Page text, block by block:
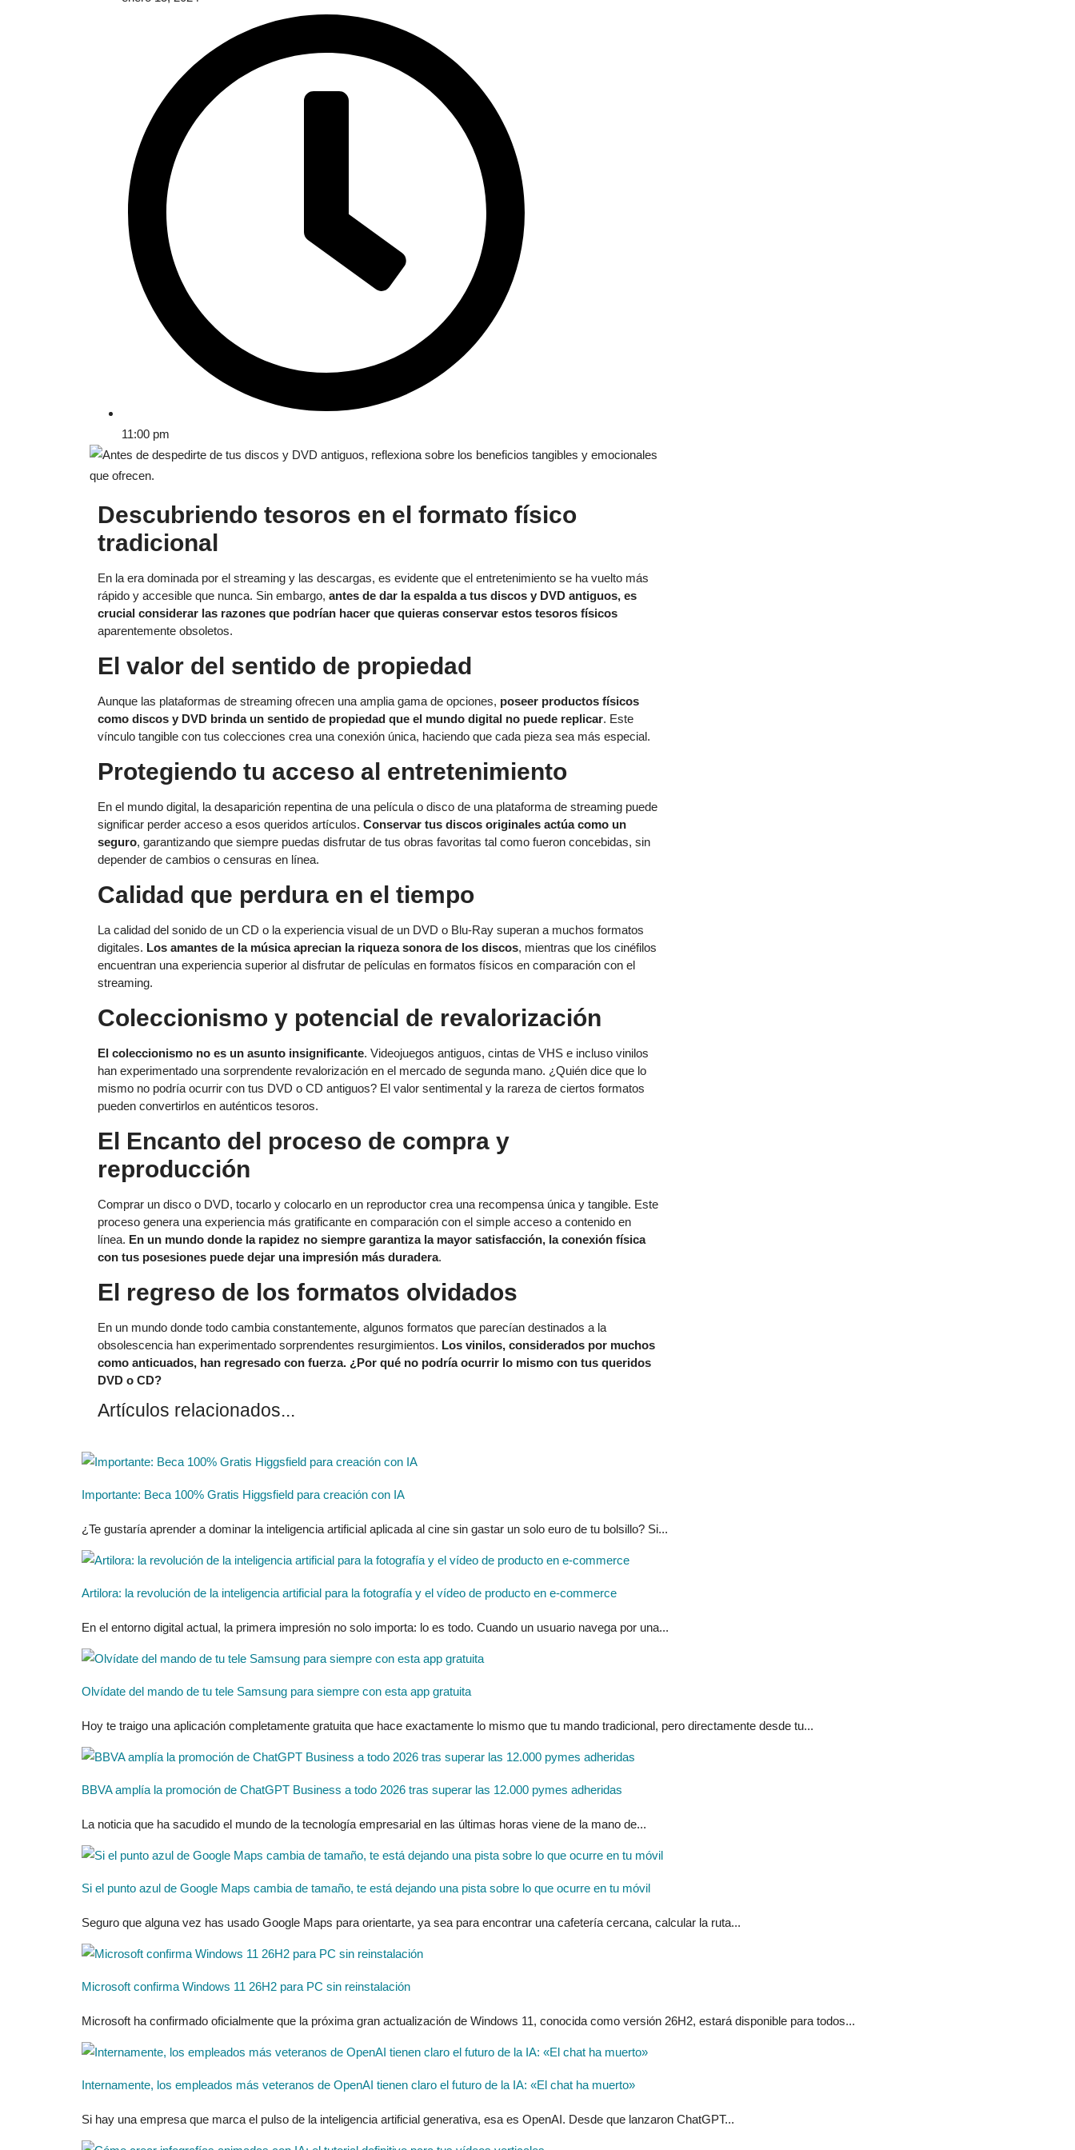
11:00 pm
Descubriendo tesoros en el formato físico
tradicional
En la era dominada por el streaming y las descargas, es evidente que el entretenimiento se ha vuelto más
rápido y accesible que nunca. Sin embargo, antes de dar la espalda a tus discos y DVD antiguos, es
crucial considerar las razones que podrían hacer que quieras conservar estos tesoros físicos
aparentemente obsoletos.
El valor del sentido de propiedad
Aunque las plataformas de streaming ofrecen una amplia gama de opciones, poseer productos físicos
como discos y DVD brinda un sentido de propiedad que el mundo digital no puede replicar. Este
vínculo tangible con tus colecciones crea una conexión única, haciendo que cada pieza sea más especial.
Protegiendo tu acceso al entretenimiento
En el mundo digital, la desaparición repentina de una película o disco de una plataforma de streaming puede
significar perder acceso a esos queridos artículos. Conservar tus discos originales actúa como un
seguro, garantizando que siempre puedas disfrutar de tus obras favoritas tal como fueron concebidas, sin
depender de cambios o censuras en línea.
Calidad que perdura en el tiempo
La calidad del sonido de un CD o la experiencia visual de un DVD o Blu-Ray superan a muchos formatos
digitales. Los amantes de la música aprecian la riqueza sonora de los discos, mientras que los cinéfilos
encuentran una experiencia superior al disfrutar de películas en formatos físicos en comparación con el
streaming.
Coleccionismo y potencial de revalorización
El coleccionismo no es un asunto insignificante. Videojuegos antiguos, cintas de VHS e incluso vinilos
han experimentado una sorprendente revalorización en el mercado de segunda mano. ¿Quién dice que lo
mismo no podría ocurrir con tus DVD o CD antiguos? El valor sentimental y la rareza de ciertos formatos
pueden convertirlos en auténticos tesoros.
El Encanto del proceso de compra y
reproducción
Comprar un disco o DVD, tocarlo y colocarlo en un reproductor crea una recompensa única y tangible. Este
proceso genera una experiencia más gratificante en comparación con el simple acceso a contenido en
línea. En un mundo donde la rapidez no siempre garantiza la mayor satisfacción, la conexión física
con tus posesiones puede dejar una impresión más duradera.
El regreso de los formatos olvidados
En un mundo donde todo cambia constantemente, algunos formatos que parecían destinados a la
obsolescencia han experimentado sorprendentes resurgimientos. Los vinilos, considerados por muchos
como anticuados, han regresado con fuerza. ¿Por qué no podría ocurrir lo mismo con tus queridos
DVD o CD?
Artículos relacionados...
Importante: Beca 100% Gratis Higgsfield para creación con IA
¿Te gustaría aprender a dominar la inteligencia artificial aplicada al cine sin gastar un solo euro de tu bolsillo? Si...
Artilora: la revolución de la inteligencia artificial para la fotografía y el vídeo de producto en e-commerce
En el entorno digital actual, la primera impresión no solo importa: lo es todo. Cuando un usuario navega por una...
Olvídate del mando de tu tele Samsung para siempre con esta app gratuita
Hoy te traigo una aplicación completamente gratuita que hace exactamente lo mismo que tu mando tradicional, pero directamente desde tu...
BBVA amplía la promoción de ChatGPT Business a todo 2026 tras superar las 12.000 pymes adheridas
La noticia que ha sacudido el mundo de la tecnología empresarial en las últimas horas viene de la mano de...
Si el punto azul de Google Maps cambia de tamaño, te está dejando una pista sobre lo que ocurre en tu móvil
Seguro que alguna vez has usado Google Maps para orientarte, ya sea para encontrar una cafetería cercana, calcular la ruta...
Microsoft confirma Windows 11 26H2 para PC sin reinstalación
Microsoft ha confirmado oficialmente que la próxima gran actualización de Windows 11, conocida como versión 26H2, estará disponible para todos...
Internamente, los empleados más veteranos de OpenAI tienen claro el futuro de la IA: «El chat ha muerto»
Si hay una empresa que marca el pulso de la inteligencia artificial generativa, esa es OpenAI. Desde que lanzaron ChatGPT...